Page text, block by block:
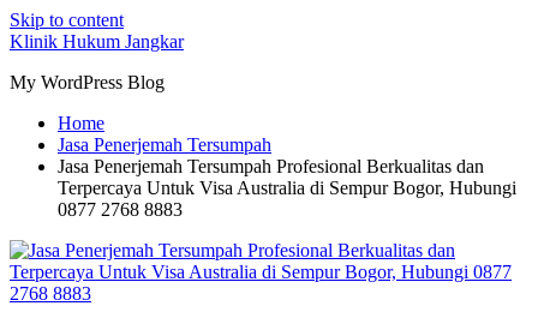
Skip to content
Klinik Hukum Jangkar
My WordPress Blog
Home
Jasa Penerjemah Tersumpah
Jasa Penerjemah Tersumpah Profesional Berkualitas dan
Terpercaya Untuk Visa Australia di Sempur Bogor, Hubungi
0877 2768 8883